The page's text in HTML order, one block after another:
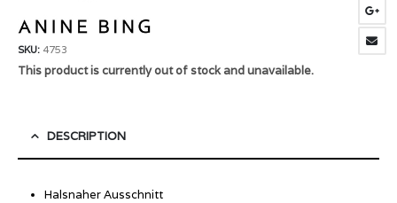
SKU: 4753
This product is currently out of stock and unavailable.
DESCRIPTION
Halsnaher Ausschnitt